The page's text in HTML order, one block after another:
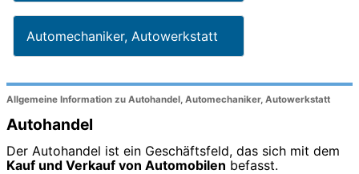
Automechaniker, Autowerkstatt
Allgemeine Information zu Autohandel, Automechaniker, Autowerkstatt
Autohandel
Der Autohandel ist ein Geschäftsfeld, das sich mit dem
Kauf und Verkauf von Automobilen befasst.